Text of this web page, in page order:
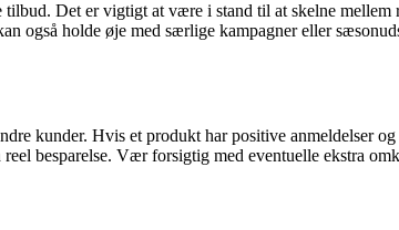
Det er vigtigt at være i stand til at skelne
også holde øje med særlige kampagner eller
kunder. Hvis et produkt har positive anmeldelser
besparelse. Vær forsigtig med eventuelle ekstra